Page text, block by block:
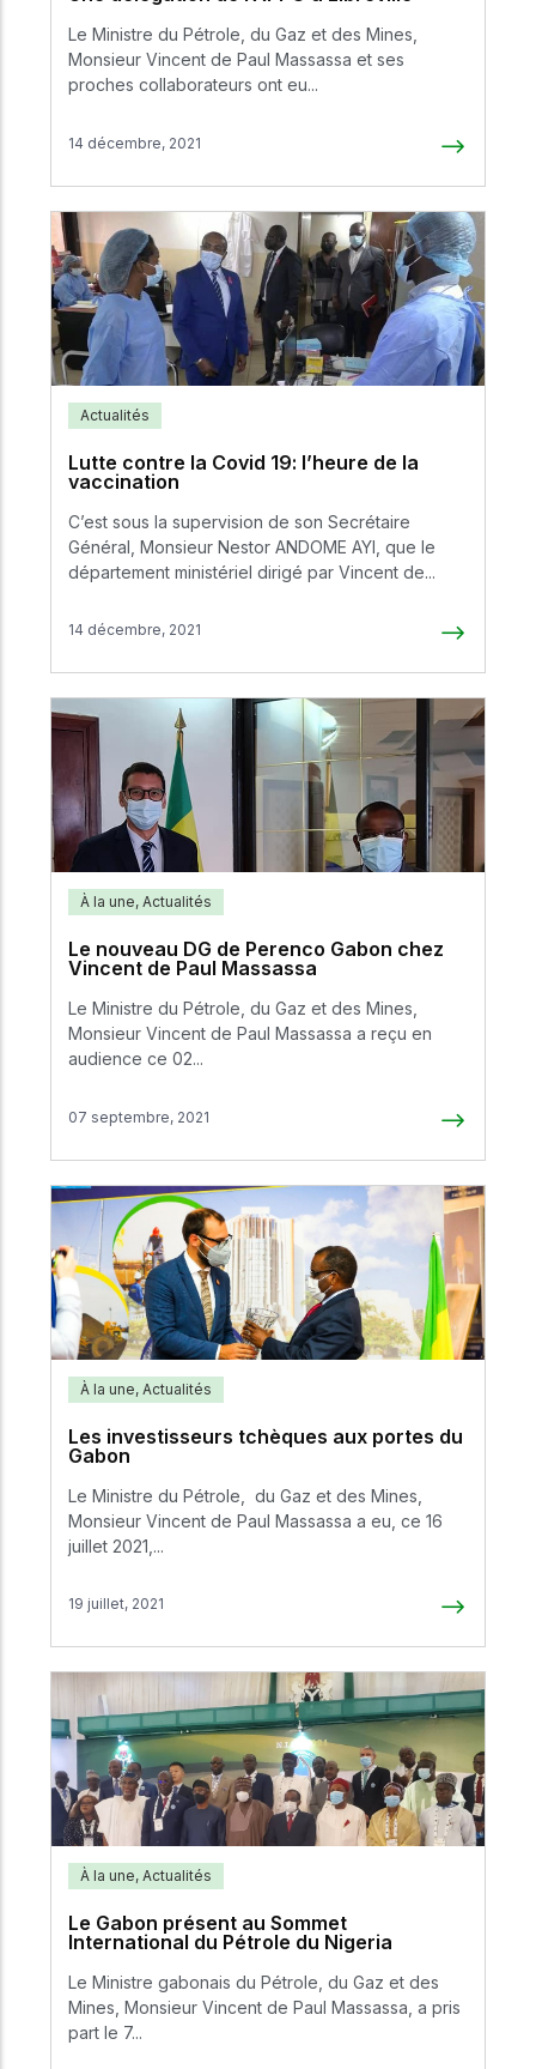
Le Ministre du Pétrole, du Gaz et des Mines,
Monsieur Vincent de Paul Massassa et ses
proches collaborateurs ont eu...
14 décembre, 2021
Actualités
Lutte contre la Covid 19: l’heure de la
vaccination
C’est sous la supervision de son Secrétaire
Général, Monsieur Nestor ANDOME AYI, que le
département ministériel dirigé par Vincent de...
14 décembre, 2021
À la une, Actualités
Le nouveau DG de Perenco Gabon chez
Vincent de Paul Massassa
Le Ministre du Pétrole, du Gaz et des Mines,
Monsieur Vincent de Paul Massassa a reçu en
audience ce 02...
07 septembre, 2021
À la une, Actualités
Les investisseurs tchèques aux portes du
Gabon
Le Ministre du Pétrole, du Gaz et des Mines,
Monsieur Vincent de Paul Massassa a eu, ce 16
juillet 2021,...
19 juillet, 2021
À la une, Actualités
Le Gabon présent au Sommet
International du Pétrole du Nigeria
Le Ministre gabonais du Pétrole, du Gaz et des
Mines, Monsieur Vincent de Paul Massassa, a pris
part le 7...